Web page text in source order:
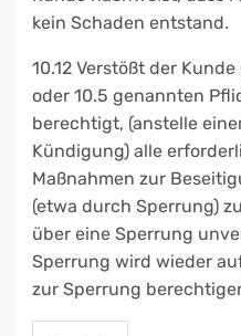
kein Schaden entstand.
10.12 Verstößt der
oder 10.5 genannten
berechtigt, (anstelle
Kündigung) alle
Maßnahmen zur
(etwa durch Sperrung)
über eine Sperrung
Sperrung wird wieder
zur Sperrung